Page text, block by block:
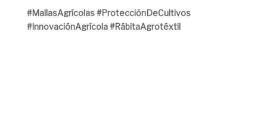
#MallasAgrícolas #ProtecciónDeCultivos
#InnovaciónAgrícola #RábitaAgrotéxtil